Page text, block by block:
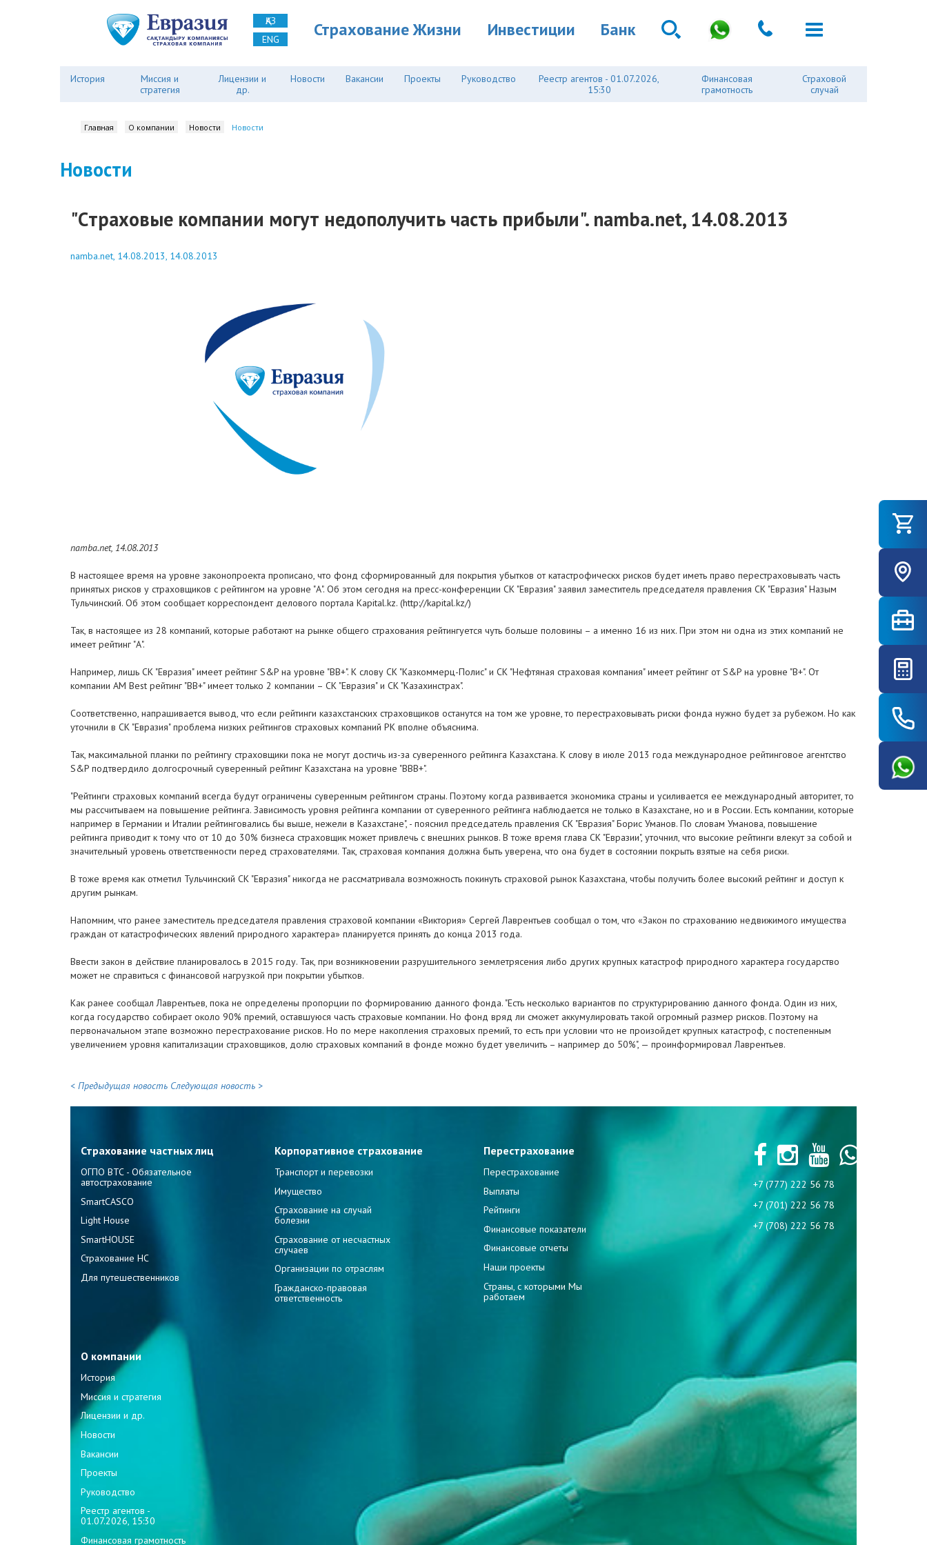
ҚАЗ
ENG
Страхование Жизни Инвестиции Банк
История
Миссия и
стратегия
Лицензии и
др.
Новости Вакансии Проекты Руководство
Реестр агентов - 01.07.2026,
15:30
Финансовая
грамотность
Страховой
случай
Главная О компании Новости Новости
Новости
"Cтраховые компании могут недополучить часть прибыли". namba.net, 14.08.2013
namba.net, 14.08.2013, 14.08.2013
namba.net, 14.08.2013
В настоящее время на уровне законопроекта прописано, что фонд сформированный для покрытия убытков от катастрофическх рисков будет иметь право перестраховывать часть
принятых рисков у страховщиков с рейтингом на уровне "А". Об этом сегодня на пресс-конференции СК "Евразия" заявил заместитель председателя правления СК "Евразия" Назым
Тульчинский. Об этом сообщает корреспондент делового портала Kapital.kz. (http://kapital.kz/)
Так, в настоящее из 28 компаний, которые работают на рынке общего страхования рейтингуется чуть больше половины – а именно 16 из них. При этом ни одна из этих компаний не
имеет рейтинг "А".
Например, лишь СК "Евразия" имеет рейтинг S&P на уровне "ВВ+". К слову СК "Казкоммерц-Полис" и СК "Нефтяная страховая компания" имеет рейтинг от S&P на уровне "B+". От
компании АМ Best рейтинг "ВВ+" имеет только 2 компании – СК "Евразия" и СК "Казахинстрах".
Соответственно, напрашивается вывод, что если рейтинги казахстанских страховщиков останутся на том же уровне, то перестраховывать риски фонда нужно будет за рубежом. Но как
уточнили в СК "Евразия" проблема низких рейтингов страховых компаний РК вполне объяснима.
Так, максимальной планки по рейтингу страховщики пока не могут достичь из-за суверенного рейтинга Казахстана. К слову в июле 2013 года международное рейтинговое агентство
S&P подтвердило долгосрочный суверенный рейтинг Казахстана на уровне "ВВВ+".
"Рейтинги страховых компаний всегда будут ограничены суверенным рейтингом страны. Поэтому когда развивается экономика страны и усиливается ее международный авторитет, то
мы рассчитываем на повышение рейтинга. Зависимость уровня рейтинга компании от суверенного рейтинга наблюдается не только в Казахстане, но и в России. Есть компании, которые
например в Германии и Италии рейтинговались бы выше, нежели в Казахстане", - пояснил председатель правления СК "Евразия" Борис Уманов. По словам Уманова, повышение
рейтинга приводит к тому что от 10 до 30% бизнеса страховщик может привлечь с внешних рынков. В тоже время глава СК "Евразии", уточнил, что высокие рейтинги влекут за собой и
значительный уровень ответственности перед страхователями. Так, страховая компания должна быть уверена, что она будет в состоянии покрыть взятые на себя риски.
В тоже время как отметил Тульчинский СК "Евразия" никогда не рассматривала возможность покинуть страховой рынок Казахстана, чтобы получить более высокий рейтинг и доступ к
другим рынкам.
Напомним, что ранее заместитель председателя правления страховой компании «Виктория» Сергей Лаврентьев сообщал о том, что «Закон по страхованию недвижимого имущества
граждан от катастрофических явлений природного характера» планируется принять до конца 2013 года.
Ввести закон в действие планировалось в 2015 году. Так, при возникновении разрушительного землетрясения либо других крупных катастроф природного характера государство
может не справиться с финансовой нагрузкой при покрытии убытков.
Как ранее сообщал Лаврентьев, пока не определены пропорции по формированию данного фонда. "Есть несколько вариантов по структурированию данного фонда. Один из них,
когда государство собирает около 90% премий, оставшуюся часть страховые компании. Но фонд вряд ли сможет аккумулировать такой огромный размер рисков. Поэтому на
первоначальном этапе возможно перестрахование рисков. Но по мере накопления страховых премий, то есть при условии что не произойдет крупных катастроф, с постепенным
увеличением уровня капитализации страховщиков, долю страховых компаний в фонде можно будет увеличить – например до 50%", — проинформировал Лаврентьев.
< Предыдущая новость Следующая новость >
Страхование частных лиц
ОГПО ВТС - Обязательное
автострахование
SmartCASCO
Light House
SmartHOUSE
Страхование НС
Для путешественников
Корпоративное страхование
Транспорт и перевозки
Имущество
Страхование на случай
болезни
Страхование от несчастных
случаев
Организации по отраслям
Гражданско-правовая
ответственность
Перестрахование
Перестрахование
Выплаты
Рейтинги
Финансовые показатели
Финансовые отчеты
Наши проекты
Страны, с которыми Мы
работаем
О компании
История
Миссия и стратегия
Лицензии и др.
Новости
Вакансии
Проекты
Руководство
Реестр агентов -
01.07.2026, 15:30
Финансовая грамотность
+7 (777) 222 56 78
+7 (701) 222 56 78
+7 (708) 222 56 78